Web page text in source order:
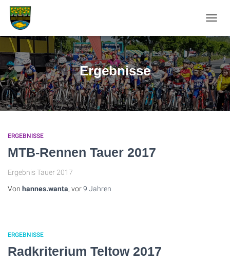
Ergebnisse
ERGEBNISSE
MTB-Rennen Tauer 2017
Ergebnis Tauer 2017
Von hannes.wanta, vor9 Jahren
ERGEBNISSE
Radkriterium Teltow 2017